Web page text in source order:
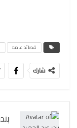
قصائد عامه
شارك